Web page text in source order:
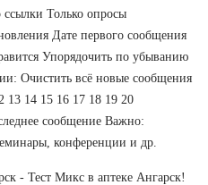
ссылки Только опросы
Дате первого сообщения
Упорядочить по убыванию
Очистить всё новые сообщения
13 14 15 16 17 18 19 20
сообщение Важно:
конференции и др.
- Тест Микс в аптеке Ангарск!